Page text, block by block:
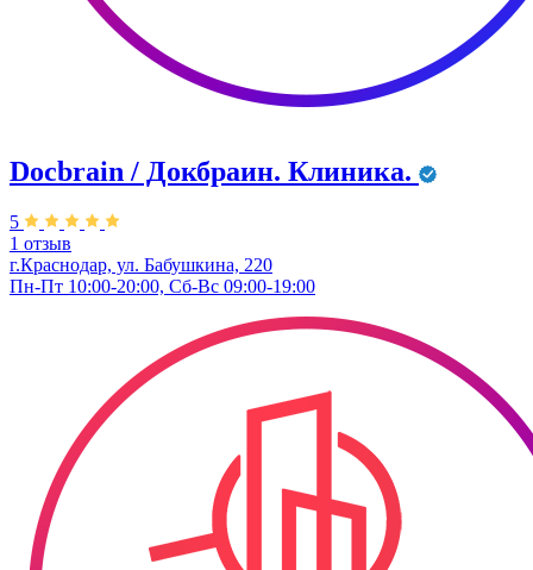
Docbrain / Докбраин. Клиника.
5
1 отзыв
г.Краснодар, ул. Бабушкина, 220
Пн-Пт 10:00-20:00, Сб-Вс 09:00-19:00